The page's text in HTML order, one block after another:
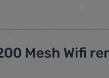
Mesh Wifi